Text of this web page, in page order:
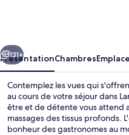
Suivant
131+
PrésentationChambres
Contemplez les vues qui
au cours de votre séjour dans
être et de détente vous attend
massages des tissus profonds.
bonheur des gastronomes au